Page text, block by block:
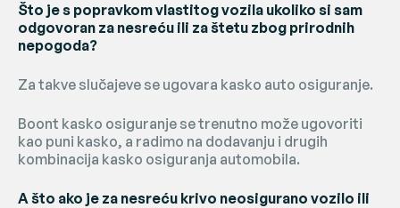
Što je s popravkom vlastitog vozila ukoliko si sam
odgovoran za nesreću ili za štetu zbog prirodnih
nepogoda?
Za takve slučajeve se ugovara kasko auto osiguranje.
Boont kasko osiguranje se trenutno može ugovoriti
kao puni kasko, a radimo na dodavanju i drugih
kombinacija kasko osiguranja automobila.
A što ako je za nesreću krivo neosigurano vozilo ili